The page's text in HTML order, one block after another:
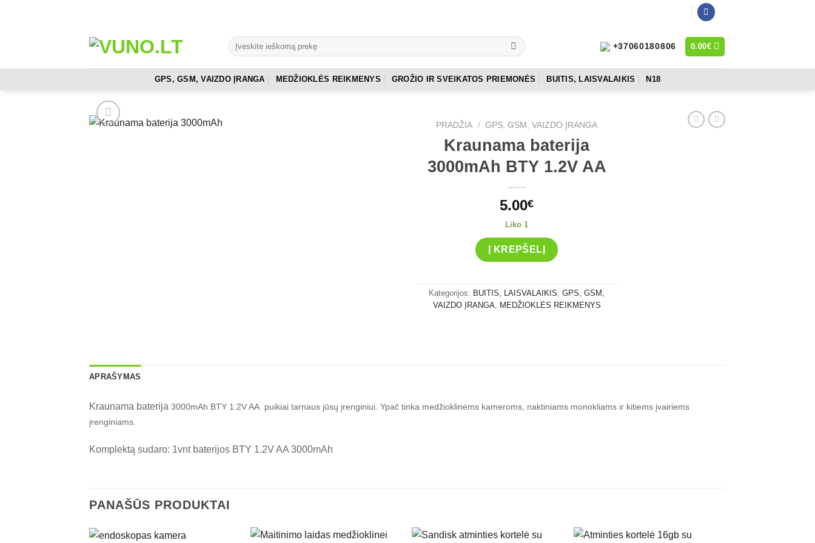
Ieškoti:
+37060180806 0.00€
GPS, GSM, VAIZDO ĮRANGA MEDŽIOKLĖS REIKMENYS GROŽIO IR SVEIKATOS PRIEMONĖS BUITIS, LAISVALAIKIS N18
PRADŽIA / GPS, GSM, VAIZDO ĮRANGA
Kraunama baterija
3000mAh BTY 1.2V AA
5.00€
Liko 1
Į KREPŠELĮ
Kategorijos: BUITIS, LAISVALAIKIS, GPS, GSM,
VAIZDO ĮRANGA, MEDŽIOKLĖS REIKMENYS
APRAŠYMAS
Kraunama baterija 3000mAh BTY 1.2V AA puikiai tarnaus jūsų įrenginiui. Ypač tinka medžioklinėms kameroms, naktiniams monokliams ir kitiems įvairiems
įrenginiams.
Komplektą sudaro: 1vnt baterijos BTY 1.2V AA 3000mAh
PANAŠŪS PRODUKTAI